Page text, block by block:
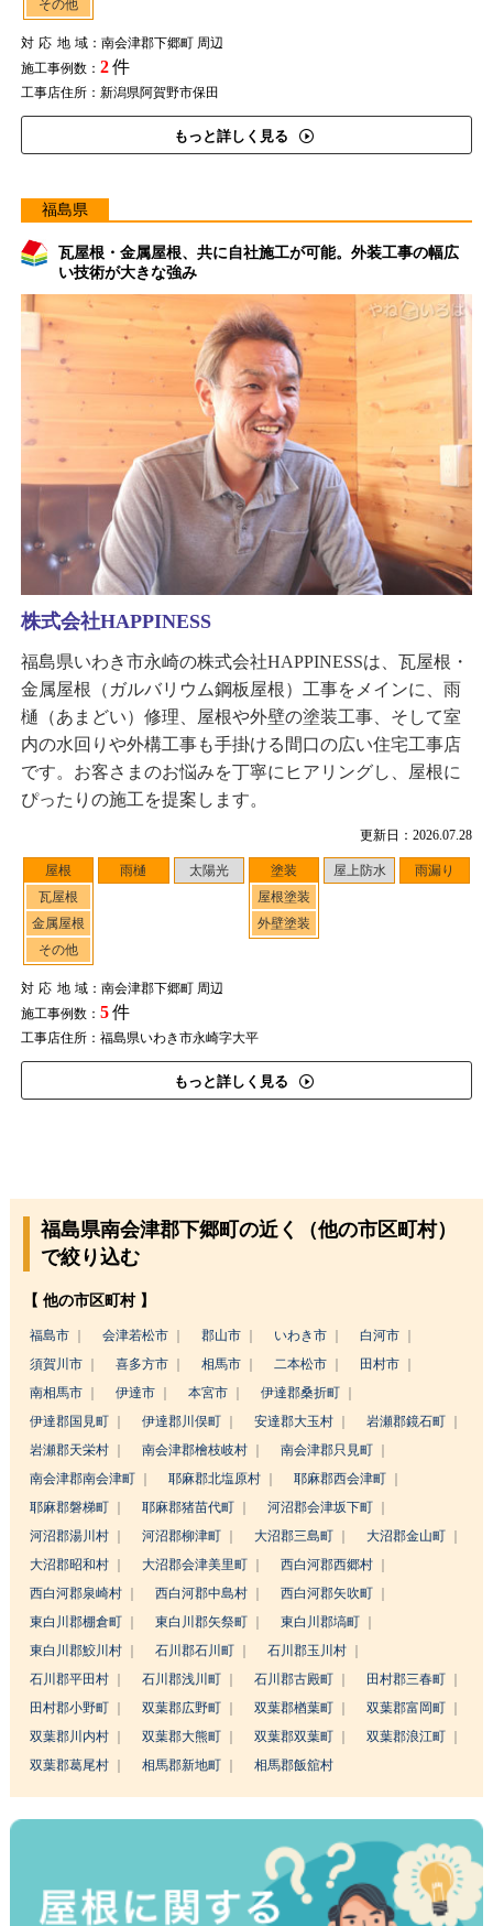
その他
対応地域：南会津郡下郷町 周辺
施工事例数： 2件
工事店住所：新潟県阿賀野市保田
もっと詳しく見る
福島県
瓦屋根・金属屋根、共に自社施工が可能。外装工事の幅広
い技術が大きな強み
更新日：2026.07.28
屋根
瓦屋根
金属屋根
その他
雨樋 太陽光
塗装
屋根塗装
外壁塗装
屋上防水 雨漏り
対応地域：南会津郡下郷町 周辺
施工事例数： 5件
工事店住所：福島県いわき市永崎字大平
もっと詳しく見る
株式会社HAPPINESS
福島県いわき市永崎の株式会社HAPPINESSは、瓦屋根・
金属屋根（ガルバリウム鋼板屋根）工事をメインに、雨
樋（あまどい）修理、屋根や外壁の塗装工事、そして室
内の水回りや外構工事も手掛ける間口の広い住宅工事店
です。お客さまのお悩みを丁寧にヒアリングし、屋根に
ぴったりの施工を提案します。
福島県南会津郡下郷町の近く（他の市区町村）
で絞り込む
【 他の市区町村 】
福島市 会津若松市 郡山市 いわき市
白河市
須賀川市
喜多方市 相馬市 二本松市
田村市
南相馬市
伊達市 本宮市
伊達郡桑折町
伊達郡国見町
伊達郡川俣町 安達郡大玉村
岩瀬郡鏡石町
岩瀬郡天栄村
南会津郡檜枝岐村
南会津郡只見町
南会津郡南会津町
耶麻郡北塩原村
耶麻郡西会津町
耶麻郡磐梯町
耶麻郡猪苗代町
河沼郡会津坂下町
河沼郡湯川村
河沼郡柳津町 大沼郡三島町
大沼郡金山町
大沼郡昭和村
大沼郡会津美里町
西白河郡西郷村
西白河郡泉崎村
西白河郡中島村
西白河郡矢吹町
東白川郡棚倉町
東白川郡矢祭町
東白川郡塙町
東白川郡鮫川村
石川郡石川町
石川郡玉川村
石川郡平田村
石川郡浅川町 石川郡古殿町
田村郡三春町
田村郡小野町
双葉郡広野町 双葉郡楢葉町
双葉郡富岡町
双葉郡川内村
双葉郡大熊町 双葉郡双葉町
双葉郡浪江町
双葉郡葛尾村
相馬郡新地町 相馬郡飯舘村